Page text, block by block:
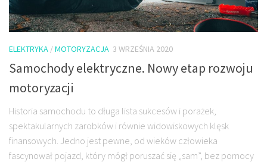
ELEKTRYKA /MOTORYZACJA 3 WRZEŚNIA 2020
Samochody elektryczne. Nowy etap rozwoju
motoryzacji
Historia samochodu to długa lista sukcesów i porażek,
spektakularnych zarobków i równie widowiskowych klęsk
finansowych. Jedno jest pewne, od wieków człowieka
fascynował pojazd, który mógł poruszać się „sam”, bez pomocy